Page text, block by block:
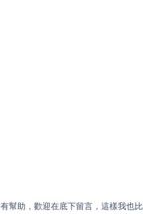
幫助，歡迎在底下留言，這樣我也比